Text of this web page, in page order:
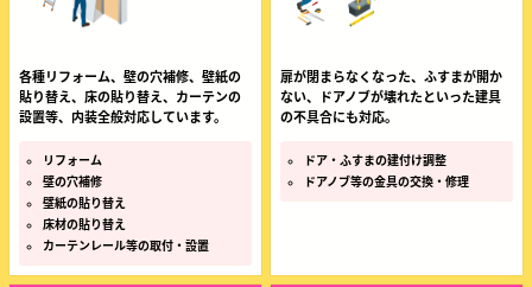
各種リフォーム、壁の穴補修、壁紙の
貼り替え、床の貼り替え、カーテンの
設置等、内装全般対応しています。
リフォーム
壁の穴補修
壁紙の貼り替え
床材の貼り替え
カーテンレール等の取付・設置
扉が閉まらなくなった、ふすまが開か
ない、ドアノブが壊れたといった建具
の不具合にも対応。
ドア・ふすまの建付け調整
ドアノブ等の金具の交換・修理